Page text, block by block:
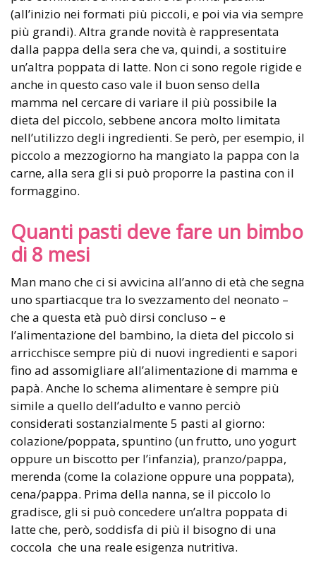
(all’inizio nei formati più piccoli, e poi via via sempre
più grandi). Altra grande novità è rappresentata
dalla pappa della sera che va, quindi, a sostituire
un’altra poppata di latte. Non ci sono regole rigide e
anche in questo caso vale il buon senso della
mamma nel cercare di variare il più possibile la
dieta del piccolo, sebbene ancora molto limitata
nell’utilizzo degli ingredienti. Se però, per esempio, il
piccolo a mezzogiorno ha mangiato la pappa con la
carne, alla sera gli si può proporre la pastina con il
formaggino.
Quanti pasti deve fare un bimbo
di 8 mesi
Man mano che ci si avvicina all’anno di età che segna
uno spartiacque tra lo svezzamento del neonato –
che a questa età può dirsi concluso – e
l’alimentazione del bambino, la dieta del piccolo si
arricchisce sempre più di nuovi ingredienti e sapori
fino ad assomigliare all’alimentazione di mamma e
papà. Anche lo schema alimentare è sempre più
simile a quello dell’adulto e vanno perciò
considerati sostanzialmente 5 pasti al giorno:
colazione/poppata, spuntino (un frutto, uno yogurt
oppure un biscotto per l’infanzia), pranzo/pappa,
merenda (come la colazione oppure una poppata),
cena/pappa. Prima della nanna, se il piccolo lo
gradisce, gli si può concedere un’altra poppata di
latte che, però, soddisfa di più il bisogno di una
coccola che una reale esigenza nutritiva.